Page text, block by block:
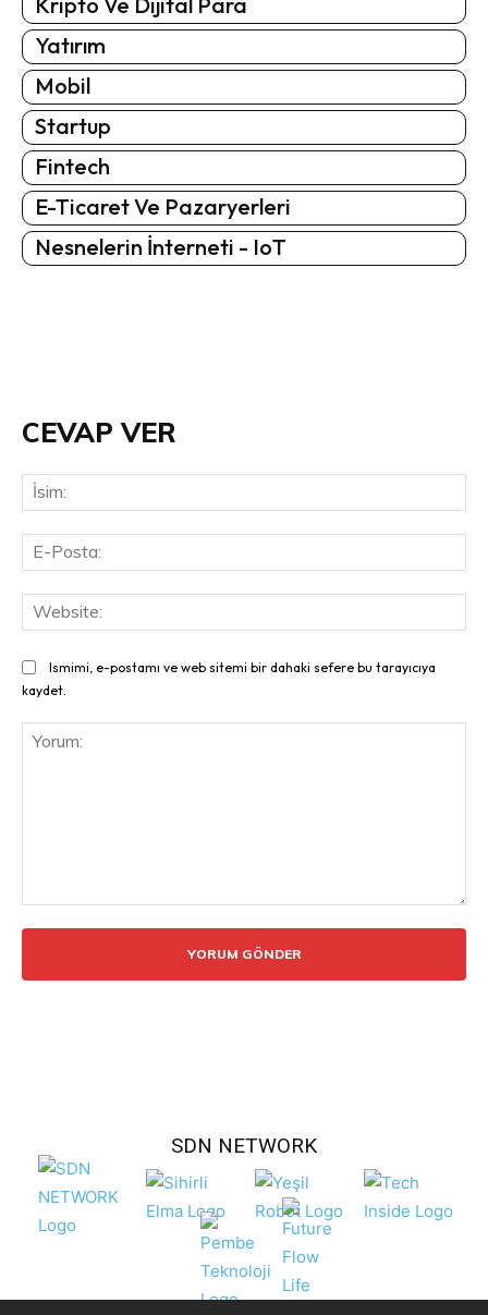
Yatırım
Mobil
Startup
Fintech
E-Ticaret Ve Pazaryerleri
Nesnelerin İnterneti - IoT
CEVAP VER
Ismimi, e-postamı ve web sitemi bir dahaki sefere bu tarayıcıya
kaydet.
SDN NETWORK